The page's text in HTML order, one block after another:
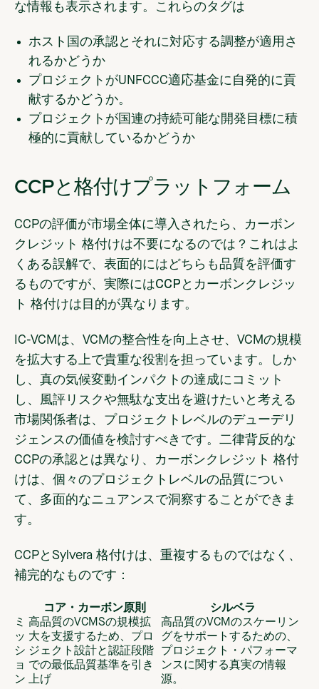
な情報も表示されます。これらのタグは
ホスト国の承認とそれに対応する調整が適用さ
れるかどうか
プロジェクトがUNFCCC適応基金に自発的に貢
献するかどうか。
プロジェクトが国連の持続可能な開発目標に積
極的に貢献しているかどうか
CCPと格付けプラットフォーム
CCPの評価が市場全体に導入されたら、カーボン
クレジット 格付けは不要になるのでは？ これはよ
くある誤解で、表面的にはどちらも品質を評価す
るものですが、実際にはCCPとカーボンクレジッ
ト 格付けは目的が異なります。
IC-VCMは、VCMの整合性を向上させ、VCMの規模
を拡大する上で貴重な役割を担っています。しか
し、真の気候変動インパクトの達成にコミット
し、風評リスクや無駄な支出を避けたいと考える
市場関係者は、プロジェクトレベルのデューデリ
ジェンスの価値を検討すべきです。二律背反的な
CCPの承認とは異なり、カーボンクレジット 格付
けは、個々のプロジェクトレベルの品質につい
て、多面的なニュアンスで洞察することができま
す。
CCPとSylvera 格付けは、重複するものではなく、
補完的なものです：
コア・カーボン原則
シルベラ
ミ
ッ
シ
ョ
ン
高品質のVCMSの規模拡
大を支援するため、プロ
ジェクト設計と認証段階
での最低品質基準を引き
上げ
高品質のVCMのスケーリン
グをサポートするための、
プロジェクト・パフォーマ
ンスに関する真実の情報
源。